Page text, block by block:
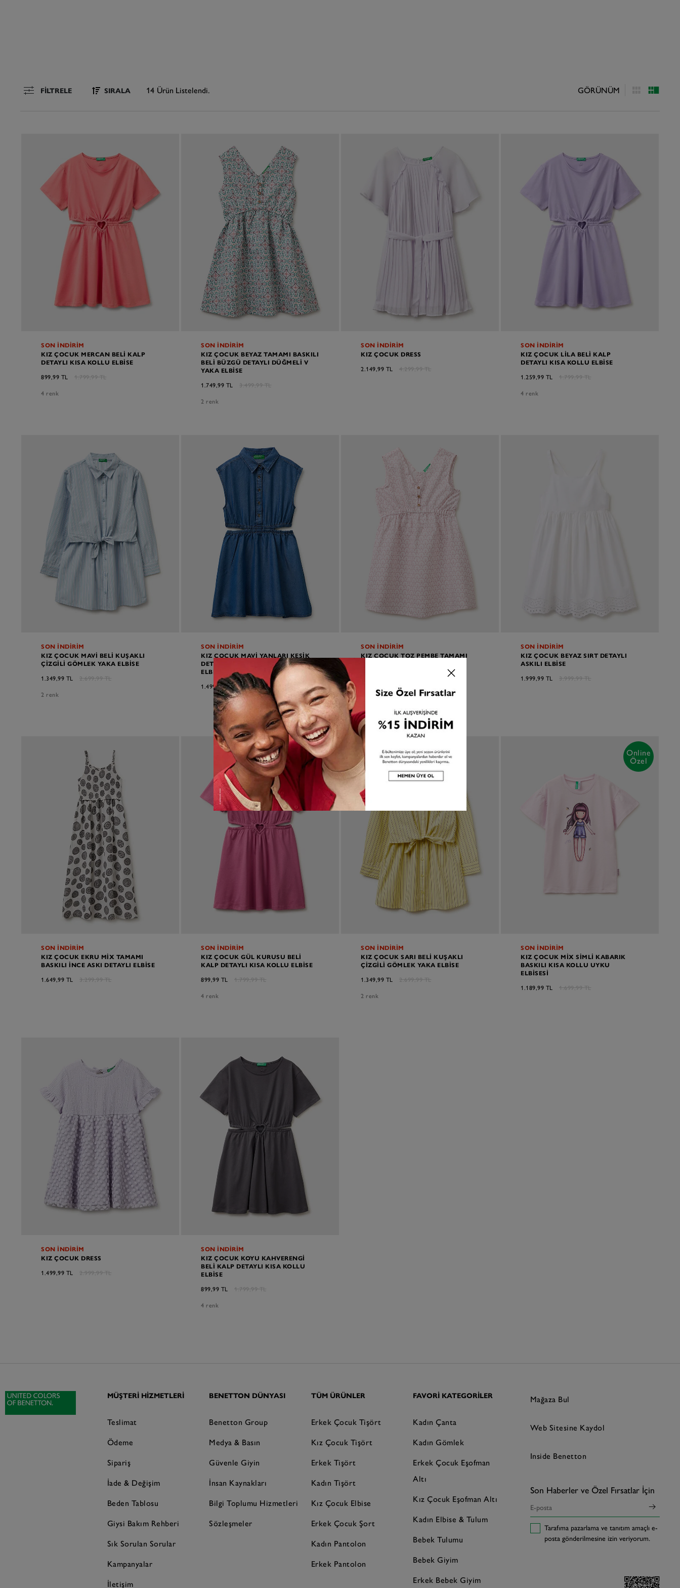
FILTRELE SIRALA 14 Ürün Listelendi. GÖRÜNÜM
SON İNDİRİM
KIZ ÇOCUK MERCAN BELI KALP
DETAYLI KISA KOLLU ELBISE
899,99 TL
1.799,99 TL
4 renk
SON İNDİRİM
KIZ ÇOCUK BEYAZ TAMAMI BASKILI
BELI BÜZGÜ DETAYLI DÜĞMELI V
YAKA ELBISE
1.749,99 TL
3.499,99 TL
2 renk
SON İNDİRİM
KIZ ÇOCUK DRESS
2.149,99 TL
4.299,99 TL
SON İNDİRİM
KIZ ÇOCUK LILA BELI KALP
DETAYLI KISA KOLLU ELBISE
1.259,99 TL
1.799,99 TL
4 renk
SON İNDİRİM
KIZ ÇOCUK MAVI BELI KUŞAKLI
ÇIZGILI GÖMLEK YAKA ELBISE
1.349,99 TL
2.699,99 TL
2 renk
SON İNDİRİM
KIZ ÇOCUK MAVI YANLARI KESIK
DETAYLI GÖMLEK YAKA TENCEL
ELBISE
1.499,99 TL
2.999,99 TL
SON İNDİRİM
KIZ ÇOCUK TOZ PEMBE TAMAMI
3.499,99 TL
SON İNDİRİM
KIZ ÇOCUK BEYAZ SIRT DETAYLI
ASKILI ELBISE
1.999,99 TL
3.999,99 TL
SON İNDİRİM
KIZ ÇOCUK EKRU MIX TAMAMI
BASKILI İNCE ASKI DETAYLI ELBISE
1.649,99 TL
3.299,99 TL
SON İNDİRİM
KIZ ÇOCUK GÜL KURUSU BELI
KALP DETAYLI KISA KOLLU ELBISE
899,99 TL
1.799,99 TL
4 renk
SON İNDİRİM
KIZ ÇOCUK SARI BELI KUŞAKLI
ÇIZGILI GÖMLEK YAKA ELBISE
1.349,99 TL
2.699,99 TL
2 renk
Online
Özel
SON İNDİRİM
KIZ ÇOCUK MIX SIMLI KABARIK
BASKILI KISA KOLLU UYKU
ELBISESI
1.189,99 TL
1.699,99 TL
SON İNDİRİM
KIZ ÇOCUK DRESS
1.499,99 TL
2.999,99 TL
SON İNDİRİM
KIZ ÇOCUK KOYU KAHVERENGI
BELI KALP DETAYLI KISA KOLLU
ELBISE
899,99 TL
1.799,99 TL
4 renk
MÜŞTERI HIZMETLERI
Teslimat
Ödeme
Sipariş
İade & Değişim
Beden Tablosu
Giysi Bakım Rehberi
Sık Sorulan Sorular
Kampanyalar
İletişim
BENETTON DÜNYASI
Benetton Group
Medya & Basın
Güvenle Giyin
İnsan Kaynakları
Bilgi Toplumu Hizmetleri
Sözleşmeler
TÜM ÜRÜNLER
Erkek Çocuk Tişört
Kız Çocuk Tişört
Erkek Tişört
Kadın Tişört
Kız Çocuk Elbise
Erkek Çocuk Şort
Kadın Pantolon
Erkek Pantolon
FAVORI KATEGORILER
Kadın Çanta
Kadın Gömlek
Erkek Çocuk Eşofman
Altı
Kız Çocuk Eşofman Altı
Kadın Elbise & Tulum
Bebek Tulumu
Bebek Giyim
Erkek Bebek Giyim
Mağaza Bul
Web Sitesine Kaydol
Inside Benetton
Son Haberler ve Özel Fırsatlar İçin
Tarafıma pazarlama ve tanıtım amaçlı e-
posta gönderilmesine izin veriyorum.